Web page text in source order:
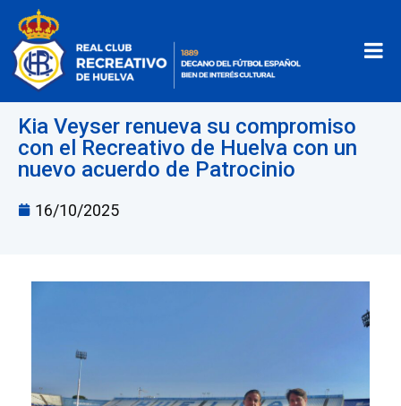
Kia Veyser renueva su compromiso
con el Recreativo de Huelva con un
nuevo acuerdo de Patrocinio
16/10/2025